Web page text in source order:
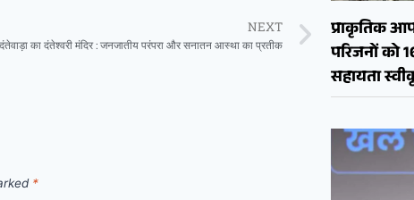
NEXT
दंतेवाड़ा का दंतेश्वरी मंदिर : जनजातीय परंपरा और सनातन आस्था का प्रतीक
*
प्राकृतिक
परिजनों को
सहायता